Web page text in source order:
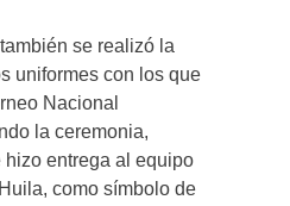
se realizó la
uniformes con los que
Nacional
la ceremonia,
hizo entrega al equipo
como símbolo de